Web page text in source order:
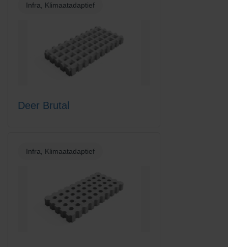
Infra, Klimaatadaptief
Deer Brutal
Infra, Klimaatadaptief